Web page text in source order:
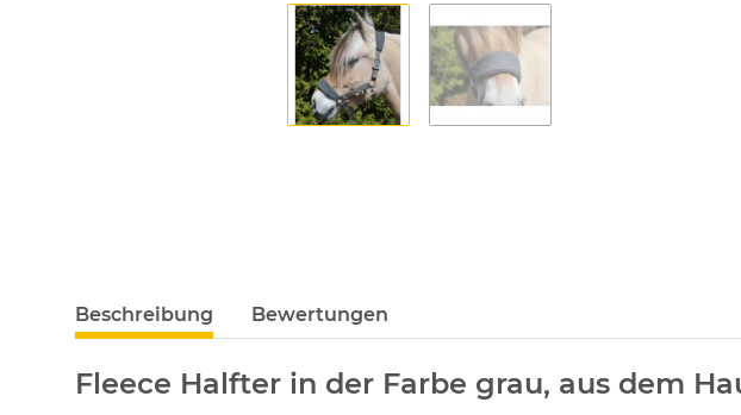
Beschreibung Bewertungen
Fleece Halfter in der Farbe grau, aus dem